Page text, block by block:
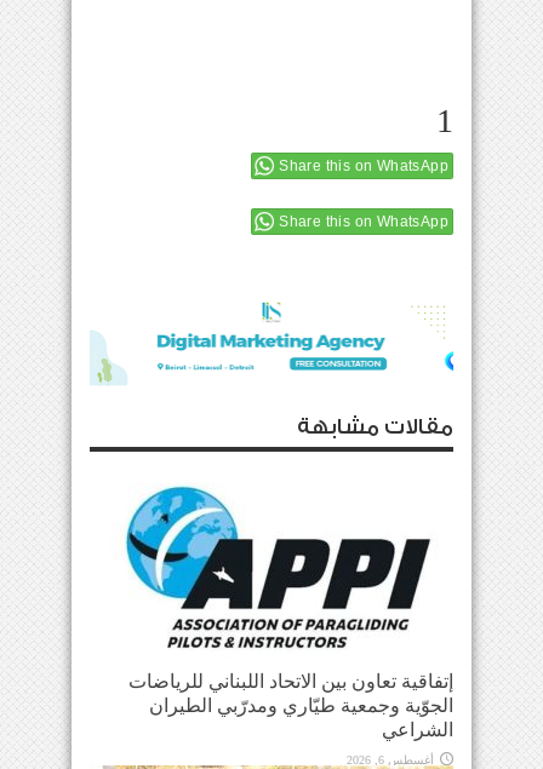
1
Share this on WhatsApp
Share this on WhatsApp
مقالات مشابهة
إتفاقية تعاون بين الاتحاد اللبناني للرياضات
الجوّية وجمعية طيّاري ومدرّبي الطيران
الشراعي
أغسطس 6, 2026